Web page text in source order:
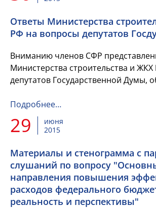
Ответы Министерства
РФ на вопросы депутатов
Вниманию членов СФР
Министерства строительства и
депутатов Государственной Думы,
Подробнее…
29
июня
2015
Материалы и стенограмма с
слушаний по вопросу
направления повышения
расходов федерального
реальность и перспективы"